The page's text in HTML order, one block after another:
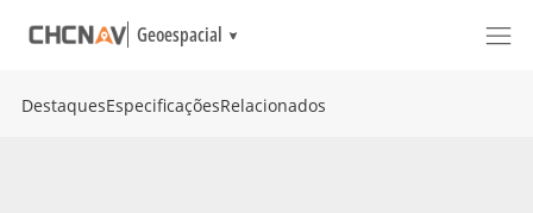
Geoespacial
DestaquesEspecificaçõesRelacionados